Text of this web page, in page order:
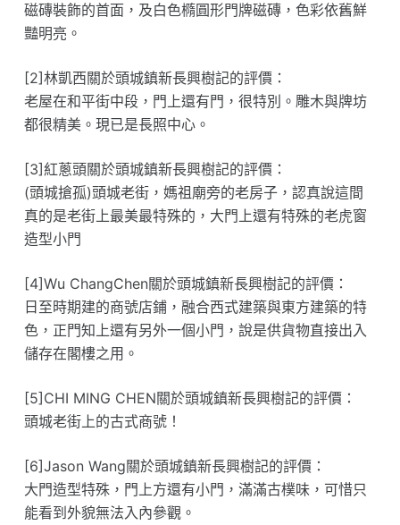
磁磚裝飾的首面，及白色橢圓形門牌磁磚，色彩依舊鮮
豔明亮。
[2]林凱西關於頭城鎮新長興樹記的評價：
老屋在和平街中段，門上還有門，很特別。雕木與牌坊
都很精美。現已是長照中心。
[3]紅蔥頭關於頭城鎮新長興樹記的評價：
(頭城搶孤)頭城老街，媽祖廟旁的老房子，認真說這間
真的是老街上最美最特殊的，大門上還有特殊的老虎窗
造型小門
[4]Wu ChangChen關於頭城鎮新長興樹記的評價：
日至時期建的商號店鋪，融合西式建築與東方建築的特
色，正門知上還有另外一個小門，說是供貨物直接出入
儲存在閣樓之用。
[5]CHI MING CHEN關於頭城鎮新長興樹記的評價：
頭城老街上的古式商號！
[6]Jason Wang關於頭城鎮新長興樹記的評價：
大門造型特殊，門上方還有小門，滿滿古樸味，可惜只
能看到外貌無法入內參觀。